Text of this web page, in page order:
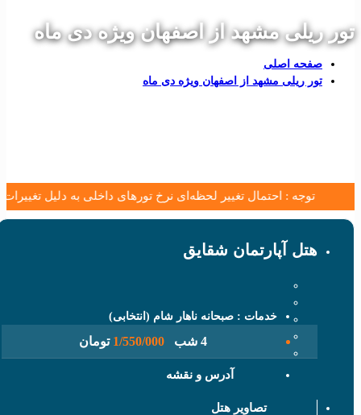
مشهد از اصفهان ویژه دی ماه
اصلی
مشهد از اصفهان ویژه دی ماه
تغییر لحظه‌ای نرخ تورهای داخلی به دلیل تغییرات قیمت پرواز وجود
آپارتمان شقایق
خدمات : صبحانه ناهار شام (انتخابی)
1/550/000 تومان
آدرس و نقشه
تصاویر هتل
اطلاعات